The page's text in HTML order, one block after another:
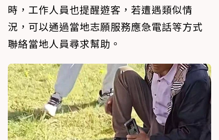
時，工作人員也提醒遊客，若遭遇類似情
況，可以通過當地志願服務應急電話等方式
聯絡當地人員尋求幫助。